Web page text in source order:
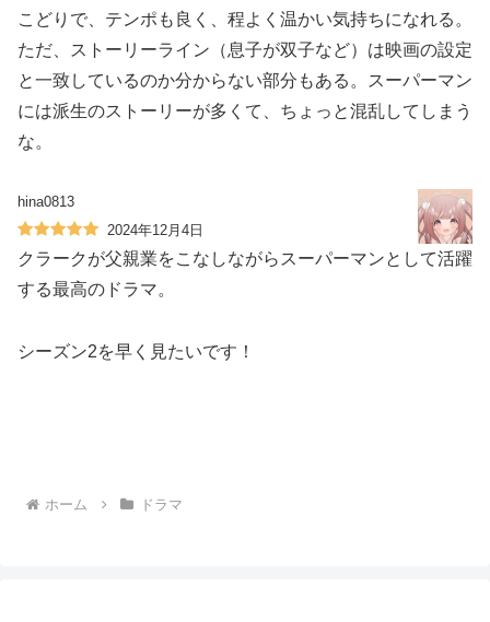
こどりで、テンポも良く、程よく温かい気持ちになれる。
ただ、ストーリーライン（息子が双子など）は映画の設定
と一致しているのか分からない部分もある。スーパーマン
には派生のストーリーが多くて、ちょっと混乱してしまう
な。
hina0813
2024年12月4日
クラークが父親業をこなしながらスーパーマンとして活躍
する最高のドラマ。
シーズン2を早く見たいです！
ホーム ドラマ